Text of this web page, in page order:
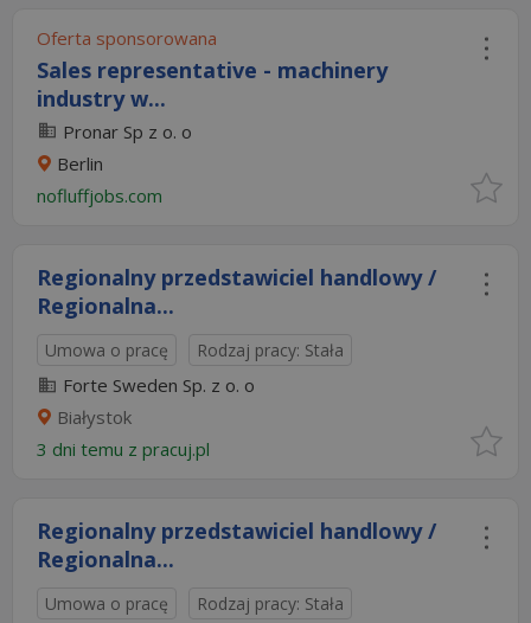
Oferta sponsorowana
Sales representative - machinery
industry w...
Pronar Sp z o. o
Berlin
nofluffjobs.com
Regionalny przedstawiciel handlowy /
Regionalna...
Umowa o pracę Rodzaj pracy: Stała
Forte Sweden Sp. z o. o
Białystok
3 dni temu z pracuj.pl
Regionalny przedstawiciel handlowy /
Regionalna...
Umowa o pracę Rodzaj pracy: Stała